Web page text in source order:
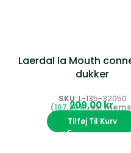
Laerdal la Mouth
dukker
SKU:L-135-32050
kr.
167,20kr.
Tilføj Til Kurv